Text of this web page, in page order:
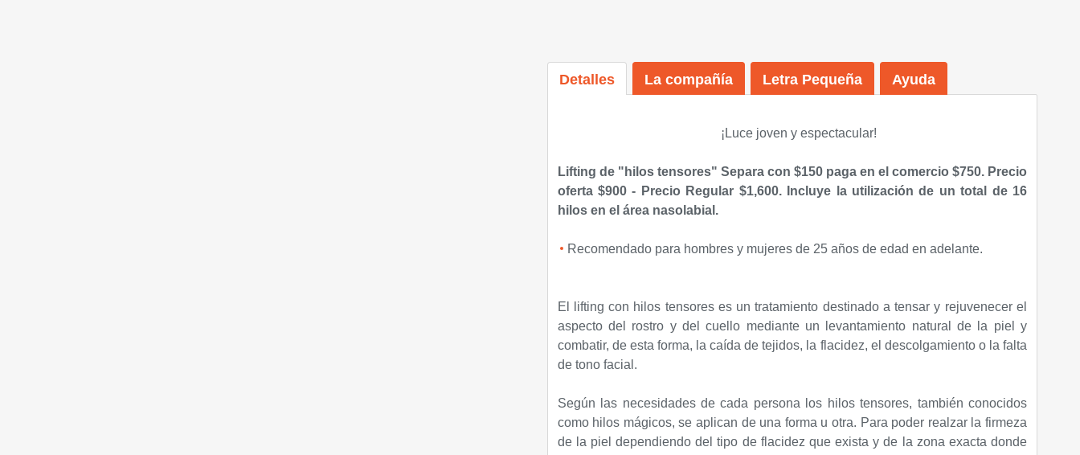
Detalles La compañía Letra Pequeña Ayuda
¡Luce joven y espectacular!
Lifting de "hilos tensores" Separa con $150 paga en el comercio $750. Precio
oferta $900 - Precio Regular $1,600. Incluye la utilización de un total de 16
hilos en el área nasolabial.
Recomendado para hombres y mujeres de 25 años de edad en adelante.
El lifting con hilos tensores es un tratamiento destinado a tensar y rejuvenecer el
aspecto del rostro y del cuello mediante un levantamiento natural de la piel y
combatir, de esta forma, la caída de tejidos, la flacidez, el descolgamiento o la falta
de tono facial.
Según las necesidades de cada persona los hilos tensores, también conocidos
como hilos mágicos, se aplican de una forma u otra. Para poder realzar la firmeza
de la piel dependiendo del tipo de flacidez que exista y de la zona exacta donde